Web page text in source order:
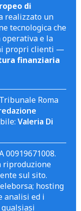
di
realizzato un
tecnologica che
e la
propri clienti —
finanziaria
Roma
Valeria Di
00919671008.
riproduzione
sul sito.
hosting
analisi ed i